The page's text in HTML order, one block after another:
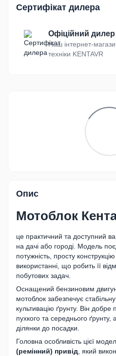
Сертифікат дилера
Офіційний
Наш інтернет-
техніки KENTAVR
Опис
Мотоблок
це практичний та доступний
на дачі або городі. Модель
потужність, просту
використанні, що робить її
побутових задач.
Оснащений бензиновим
мотоблок забезпечує
культивацію ґрунту. Він добре
пухкого та середнього ґрунту,
ділянки до посадки.
Головна особливість цієї
(ремінний) привід , який